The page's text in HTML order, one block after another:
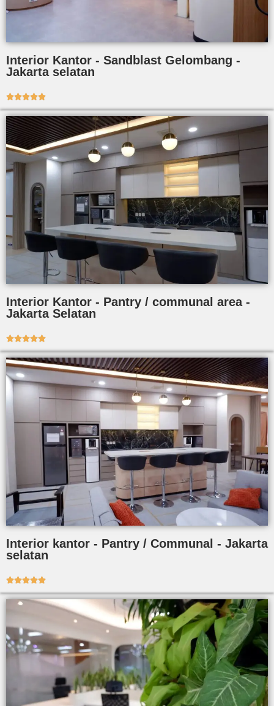
Interior Kantor - Sandblast Gelombang -
Jakarta selatan

Interior Kantor - Pantry / communal area -
Jakarta Selatan

Interior kantor - Pantry / Communal - Jakarta
selatan
